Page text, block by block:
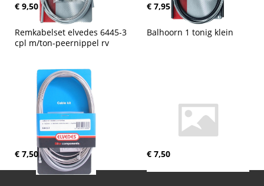
€ 9,50 € 7,95
Remkabelset elvedes 6445-3
cpl m/ton-peernippel rv
€ 7,50
Balhoorn 1 tonig klein
€ 7,50